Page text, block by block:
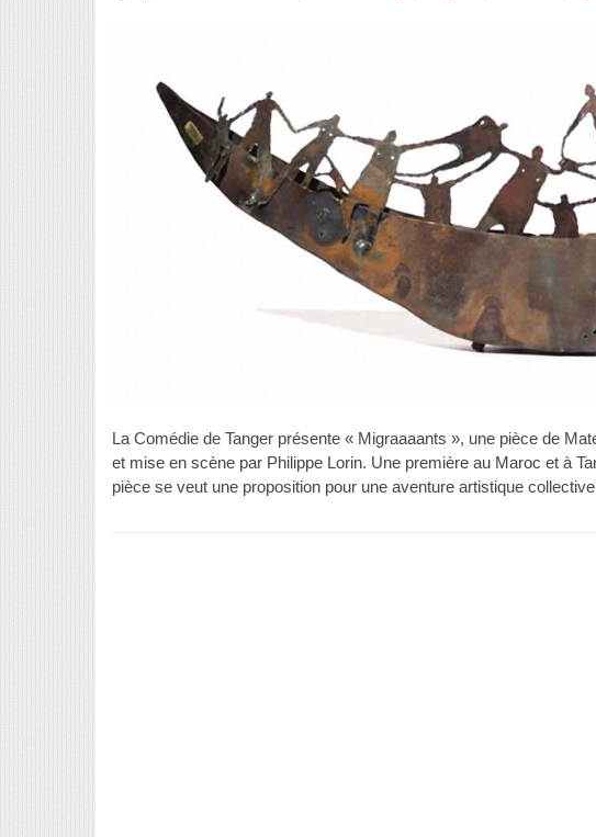
La Comédie de Tanger présente « Migraaaants », une pièce de
et mise en scène par Philippe Lorin. Une première au Maroc et à
pièce se veut une proposition pour une aventure artistique